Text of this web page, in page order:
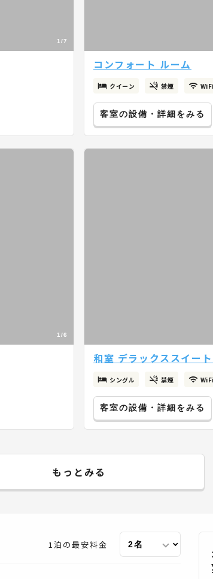
1/7
コンフォート ルーム
クイーン 禁煙
客室の設備・詳細をみる
1/6
和室 デラックススイー
シングル 禁煙
客室の設備・詳細をみる
もっとみる
1泊の最安料金